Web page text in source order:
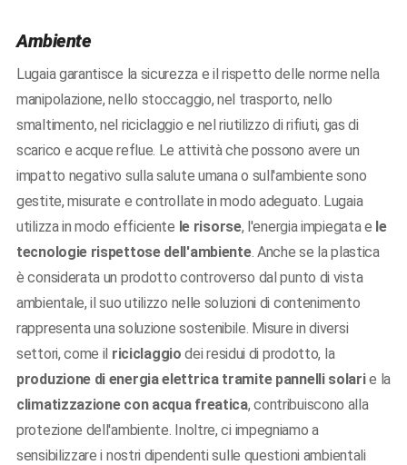
Ambiente
Lugaia garantisce la sicurezza e il rispetto delle norme nella
manipolazione, nello stoccaggio, nel trasporto, nello
smaltimento, nel riciclaggio e nel riutilizzo di rifiuti, gas di
scarico e acque reflue. Le attività che possono avere un
impatto negativo sulla salute umana o sull'ambiente sono
gestite, misurate e controllate in modo adeguato. Lugaia
utilizza in modo efficiente le risorse, l'energia impiegata e le
tecnologie rispettose dell'ambiente. Anche se la plastica
è considerata un prodotto controverso dal punto di vista
ambientale, il suo utilizzo nelle soluzioni di contenimento
rappresenta una soluzione sostenibile. Misure in diversi
settori, come il riciclaggio dei residui di prodotto, la
produzione di energia elettrica tramite pannelli solarie la
climatizzazione con acqua freatica, contribuiscono alla
protezione dell'ambiente. Inoltre, ci impegniamo a
sensibilizzare i nostri dipendenti sulle questioni ambientali